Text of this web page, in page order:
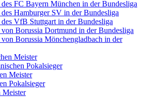
FC Bayern München in der Bundesliga
Hamburger SV in der Bundesliga
VfB Stuttgart in der Bundesliga
Borussia Dortmund in der Bundesliga
Borussia Mönchengladbach in der
Meister
Pokalsieger
Meister
Pokalsieger
Meister